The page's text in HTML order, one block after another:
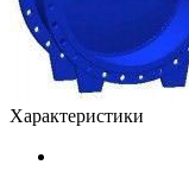
Характеристики